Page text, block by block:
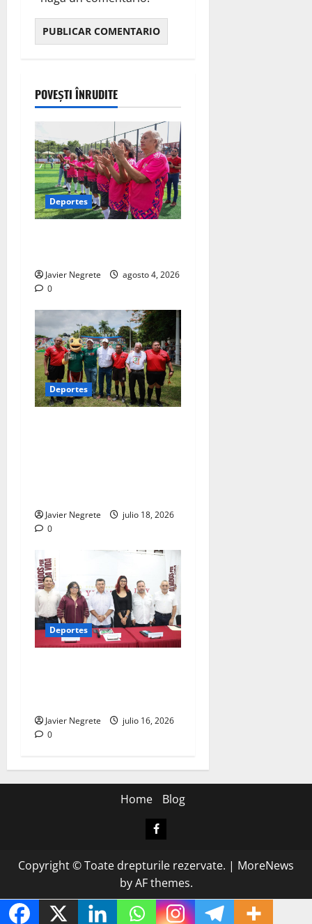
POVEȘTI ÎNRUDITE
Deportes
Javier Negrete
agosto 4, 2026
0
Deportes
Javier Negrete
julio 18, 2026
0
Deportes
Javier Negrete
julio 16, 2026
0
Home Blog
Facebook
Copyright © Toate drepturile rezervate. | MoreNews
by AF themes.